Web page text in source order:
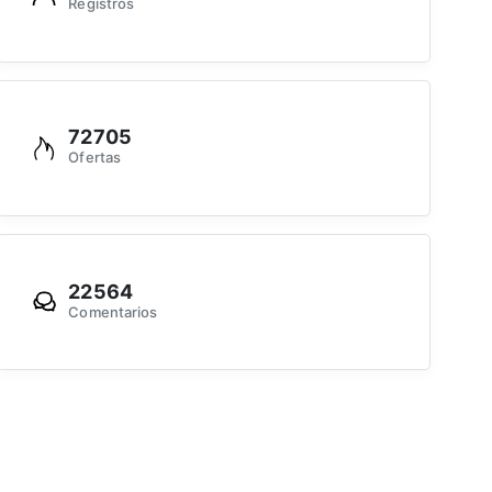
72705
Ofertas
22564
Comentarios